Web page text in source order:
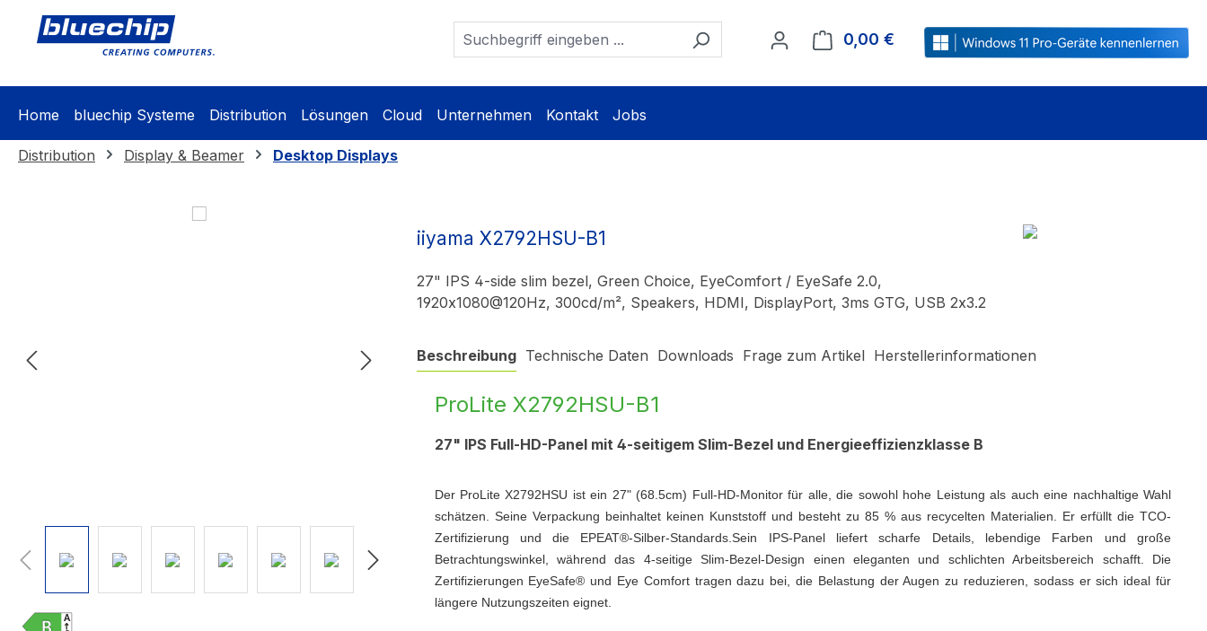
Zur Hauptnavigation springen
0,00 € Warenkorb enthält 0 Positionen. Der
Home bluechip Systeme Distribution Lösungen Cloud Unternehmen Kontakt Jobs
Distribution Display & Beamer Desktop Displays
Bildergalerie überspringen
iiyama X2792HSU-B1
27" IPS 4-side slim bezel, Green Choice, EyeComfort / EyeSafe 2.0,
1920x1080@120Hz, 300cd/m², Speakers, HDMI, DisplayPort, 3ms GTG, USB 2x3.2
Beschreibung Technische Daten Downloads Frage zum Artikel Herstellerinformationen
ProLite X2792HSU-B1
27" IPS Full-HD-Panel mit 4-seitigem Slim-Bezel und Energieeffizienzklasse B
Der ProLite X2792HSU ist ein 27" (68.5cm) Full-HD-Monitor für alle, die sowohl hohe Leistung als auch eine nachhaltige Wahl
schätzen. Seine Verpackung beinhaltet keinen Kunststoff und besteht zu 85 % aus recycelten Materialien. Er erfüllt die TCO-
Zertifizierung und die EPEAT®-Silber-Standards.Sein IPS-Panel liefert scharfe Details, lebendige Farben und große
Betrachtungswinkel, während das 4-seitige Slim-Bezel-Design einen eleganten und schlichten Arbeitsbereich schafft. Die
Zertifizierungen EyeSafe® und Eye Comfort tragen dazu bei, die Belastung der Augen zu reduzieren, sodass er sich ideal für
längere Nutzungszeiten eignet.